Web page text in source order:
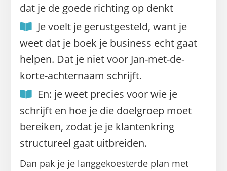
dat je de goede richting op denkt
Je voelt je gerustgesteld, want je
weet dat je boek je business echt gaat
helpen. Dat je niet voor Jan-met-de-
korte-achternaam schrijft.
En: je weet precies voor wie je
schrijft en hoe je die doelgroep moet
bereiken, zodat je je klantenkring
structureel gaat uitbreiden.
Dan pak je je langgekoesterde plan met